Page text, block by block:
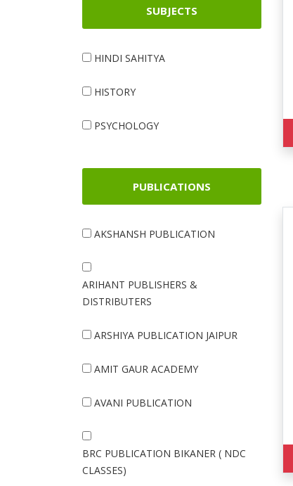
SUBJECTS
HINDI SAHITYA
HISTORY
PSYCHOLOGY
PUBLICATIONS
AKSHANSH PUBLICATION
ARIHANT PUBLISHERS &
DISTRIBUTERS
ARSHIYA PUBLICATION JAIPUR
AMIT GAUR ACADEMY
AVANI PUBLICATION
BRC PUBLICATION BIKANER ( NDC
CLASSES)